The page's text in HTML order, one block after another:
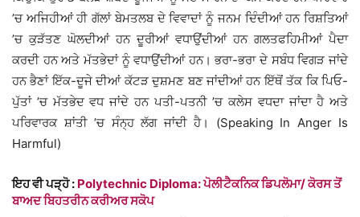
’ਚ ਅਜਿਹੀਆਂ ਹੀ ਗੱਲਾਂ ਬੇਮਤਲਬ ਦੇ ਵਿਵਾਦਾਂ ਨੂੰ ਜਨਮ ਦਿੰਦੀਆਂ ਹਨ ਰਿਸ਼ਤਿਆਂ
’ਚ ਕੁੜੱਤਣ ਘੋਲਦੀਆਂ ਹਨ ਦੂਰੀਆਂ ਵਧਾਉਂਦੀਆਂ ਹਨ ਗਲਤਫਹਿਮੀਆਂ ਪੈਦਾ
ਕਰਦੀ ਹਨ ਅਤੇ ਮੱਤਭੇਦਾਂ ਨੂੰ ਵਧਾਉਂਦੀਆਂ ਹਨ। ਭਰਾ-ਭਰਾ ਦੇ ਸਬੰਧ ਵਿਗੜ ਜਾਂਦੇ
ਹਨ ਭੈਣਾਂ ਇੱਕ-ਦੂਜੇ ਦੀਆਂ ਕੱਟੜ ਦੁਸ਼ਮਣ ਬਣ ਜਾਂਦੀਆਂ ਹਨ ਇੱਥੋਂ ਤੱਕ ਕਿ ਪਿਓ-
ਪੁੱਤਾਂ ’ਚ ਮੱਤਭੇਦ ਵਧ ਜਾਂਦੇ ਹਨ ਪਤੀ-ਪਤਨੀ ’ਚ ਕਲੇਸ ਵਧਦਾ ਜਾਂਦਾ ਹੈ ਅਤੇ
ਪਰਿਵਾਰਕ ਸ਼ਾਂਤੀ ’ਚ ਸੰਨ੍ਹ ਲੱਗ ਜਾਂਦੀ ਹੈ। (Speaking In Anger Is
Harmful)
ਇਹ ਵੀ ਪੜ੍ਹੋ : Polytechnic Diploma: ਪੋਲੀਟੈਕਨਿਕ ਡਿਪਲੋਮਾ/ ਕੋਰਸ ਤੋਂ
ਬਾਅਦ ਬਿਹਤਰੀਨ ਕਰੀਅਰ ਸਕੋਪ